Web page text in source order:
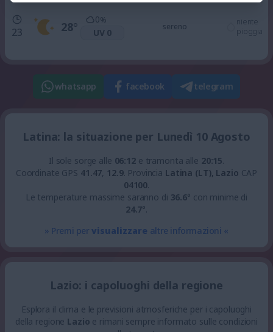
23 28°
0%
UV 0
sereno
niente
pioggia
whatsapp facebook telegram
Latina: la situazione per Lunedì 10 Agosto
Il sole sorge alle 06:12e tramonta alle 20:15.
Coordinate GPS 41.47, 12.9. Provincia Latina (LT), Lazio CAP
04100.
Le temperature massime saranno di 36.6° con minime di
24.7°.
» Premi pervisualizzare altre informazioni «
Lazio: i capoluoghi della regione
Esplora il clima e le previsioni atmosferiche per i capoluoghi
della regione Lazio e rimani sempre informato sulle condizioni